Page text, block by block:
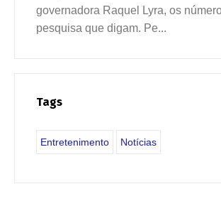
governadora Raquel Lyra, os
pesquisa que digam. Pe...
Tags
Entretenimento Notícias